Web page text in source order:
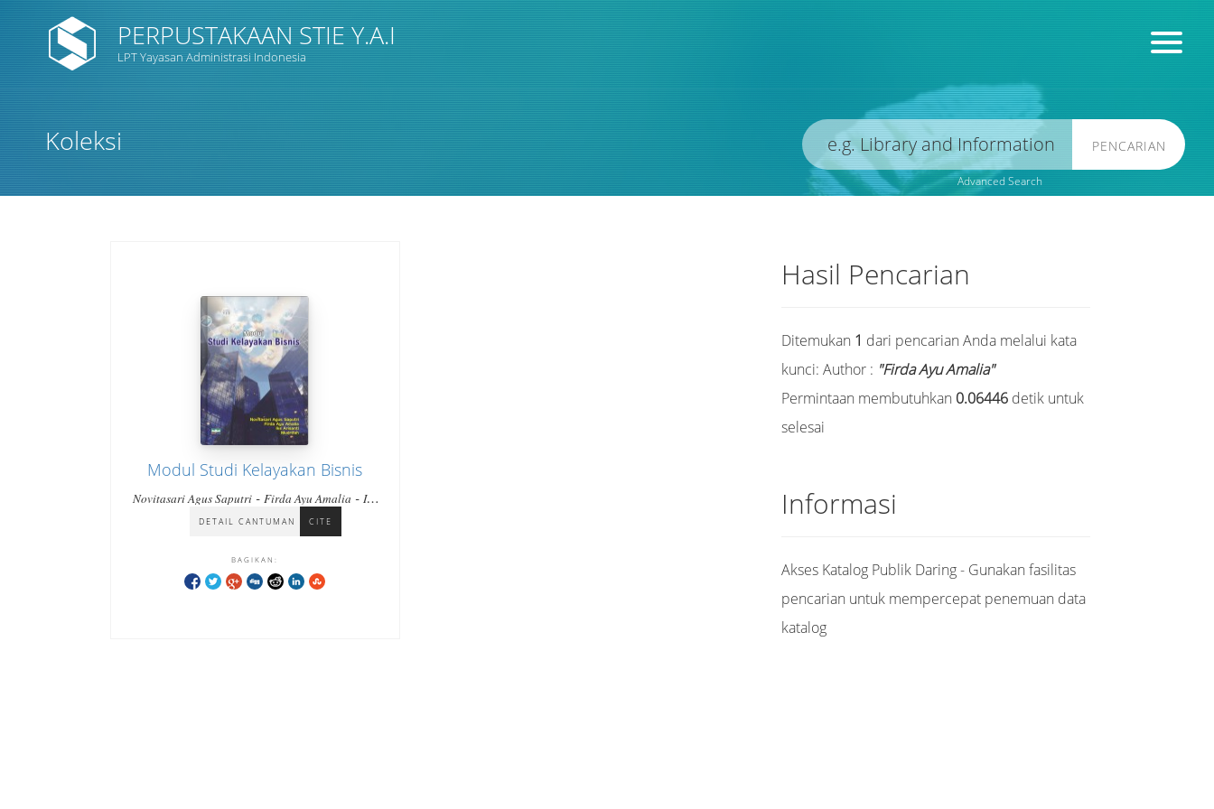
PERPUSTAKAAN STIE Y.A.I
LPT Yayasan Administrasi Indonesia
Koleksi PENCARIAN
Advanced Search
Modul Studi Kelayakan Bisnis
Novitasari Agus Saputri- Firda Ayu Amalia - Ike
DETAIL CANTUMAN CITE
BAGIKAN:
Hasil Pencarian
Ditemukan 1 dari pencarian Anda melalui kata
kunci:Author : "Firda Ayu Amalia"
Permintaan membutuhkan 0.06446 detik untuk
selesai
Informasi
Akses Katalog Publik Daring - Gunakan fasilitas
pencarian untuk mempercepat penemuan data
katalog
Judul
Subyek
Pencarian